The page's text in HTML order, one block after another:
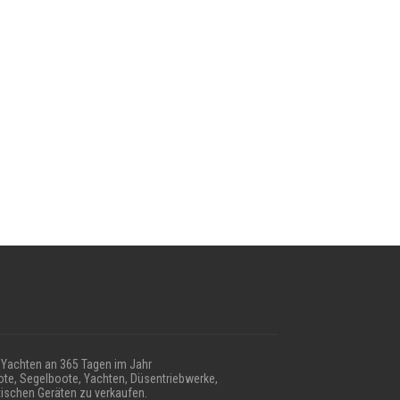
an 365 Tagen im Jahr
Segelboote, Yachten, Düsentriebwerke,
Geräten zu verkaufen.